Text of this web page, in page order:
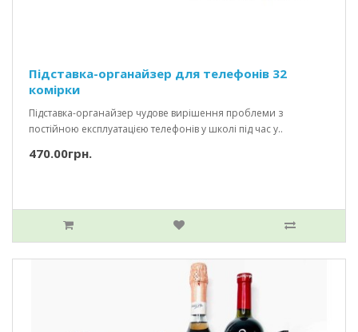
Підставка-органайзер для телефонів 32
комірки
Підставка-органайзер чудове вирішення проблеми з
постійною експлуатацією телефонів у школі під час у..
470.00грн.